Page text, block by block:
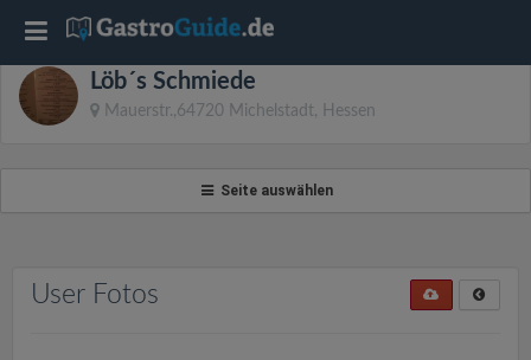
Löb´s Schmiede
Mauerstr.,64720 Michelstadt, Hessen
Seite auswählen
User Fotos
T
l